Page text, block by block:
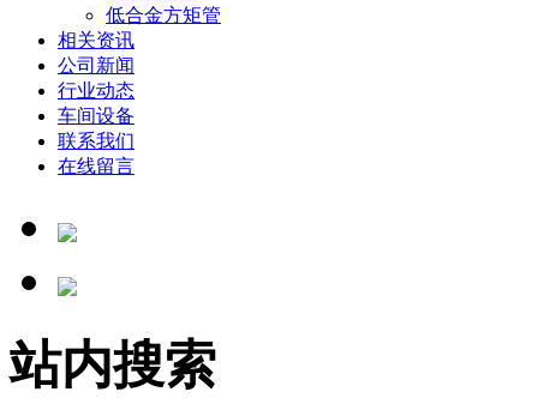
低合金方矩管
相关资讯
公司新闻
行业动态
车间设备
联系我们
在线留言
站内搜索